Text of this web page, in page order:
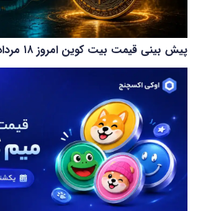
پیش بینی قیمت بیت کوین امروز ۱۸ مرداد ۱۴۰۵